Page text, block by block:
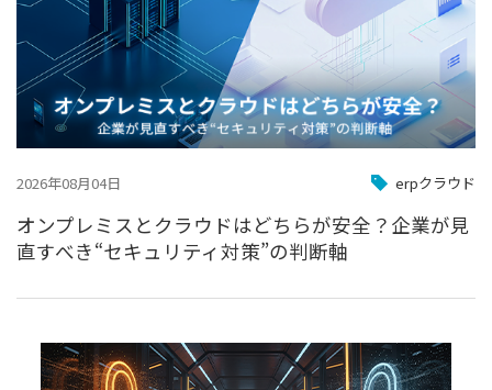
2026年08月04日 erpクラウド
オンプレミスとクラウドはどちらが安全？企業が見
直すべき“セキュリティ対策”の判断軸